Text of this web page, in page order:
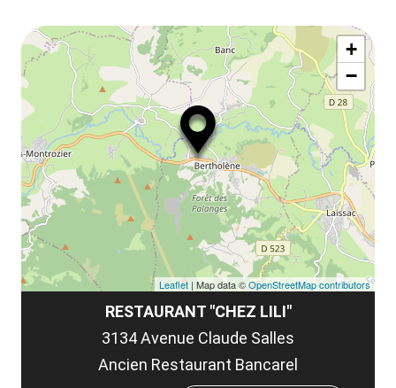
ou
et
ou
RESTAURANT "CHEZ LILI"
3134 Avenue Claude Salles
Ancien Restaurant Bancarel
+
−
Leaflet | Map data ©OpenStreetMap contributors